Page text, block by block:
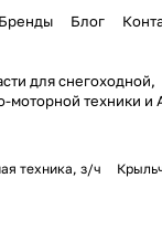
Бренды Блог
для снегоходной,
моторной техники и
техника, з/ч